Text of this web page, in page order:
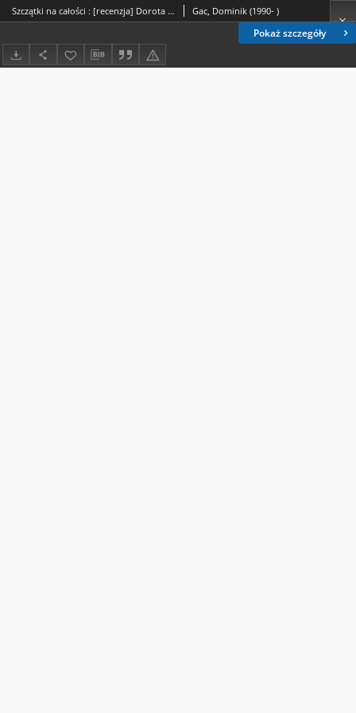
Pokaż szczegóły
Szczątki na całości : [recenzja] Dorota Sajewska, Nekroperformans. Kulturowa rekonstrukcja teatru Wielkiej Wojny, Warszawa 2016, ss. 468 Gac, Dominik (1990- )